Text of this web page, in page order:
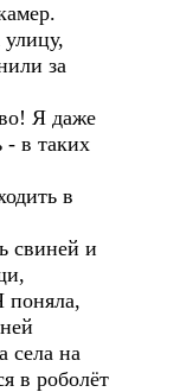
за
Я даже
- в таких
в
свиней и
поняла,
села на
в роболёт